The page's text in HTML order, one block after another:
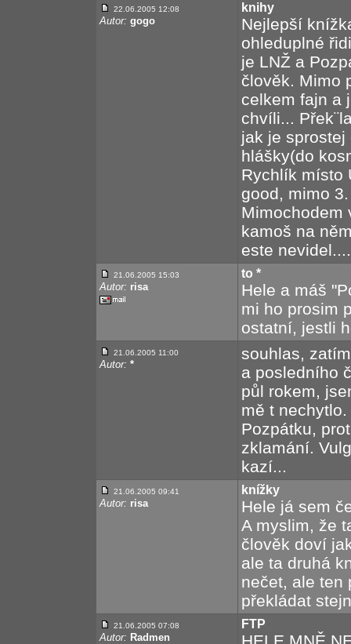
22.06.2005 12:08
Autor: gogo
knihy
Nejlepší
ohleduplné
je LNŽ a
člověk. Mimo
celkem fajn a
chvíli...
jak je
hlášky(do
Rychlík místo
good, mimo
Mimochodem
kamoš na
este nevidel....
21.06.2005 15:03
Autor: risa
to *
Hele a máš
mi ho prosim
ostatní, jestli
21.06.2005 11:00
Autor: *
souhlas,
a posledního
půl rokem,
mě t
Pozpátku,
zklamání.
kazí...
21.06.2005 09:41
Autor: risa
knížky
Hele já sem
A myslim, že
člověk doví
ale ta druhá
nečet, ale ten
překládat
21.06.2005 07:08
Autor: Radmen
FTP